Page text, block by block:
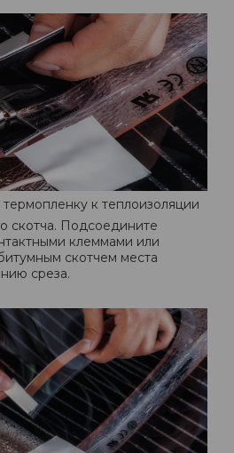
к теплоизоляции
скотча. Подсоедините
клеммами или
скотчем места
среза.